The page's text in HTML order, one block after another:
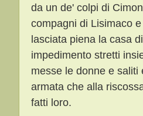
da un de' colpi di
compagni di Lisimaco
lasciata piena la casa
impedimento stretti
messe le donne e
armata che alla
fatti loro.